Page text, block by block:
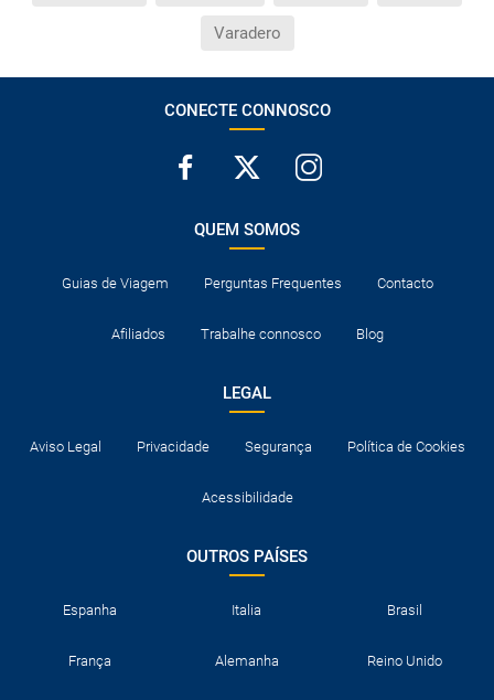
Varadero
CONECTE CONNOSCO
QUEM SOMOS
Guias de Viagem Perguntas Frequentes Contacto
Afiliados Trabalhe connosco Blog
LEGAL
Aviso Legal Privacidade Segurança Política de Cookies
Acessibilidade
OUTROS PAÍSES
Espanha Italia Brasil
França Alemanha Reino Unido